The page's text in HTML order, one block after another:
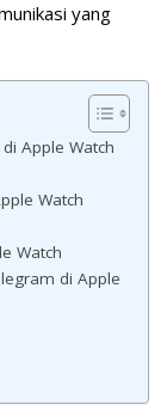
yang
Apple Watch
Watch
Watch
di Apple